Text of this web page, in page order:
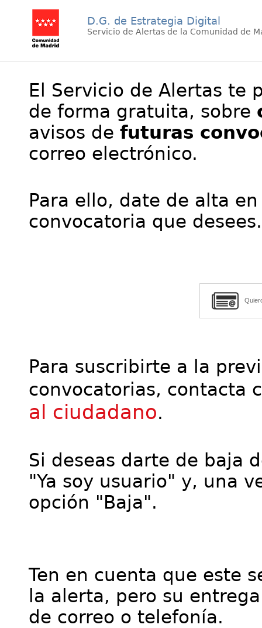
D.G. de Estrategia Digital
Servicio de Alertas de la Comunidad de
El Servicio de Alertas te
de forma gratuita, sobre
avisos de futuras
correo electrónico.
Para ello, date de alta
convocatoria que desees.
Para suscribirte a la
convocatorias, contacta
al ciudadano.
Si deseas darte de baja
"Ya soy usuario" y, una
opción "Baja".
Ten en cuenta que este
la alerta, pero su
de correo o telefonía.